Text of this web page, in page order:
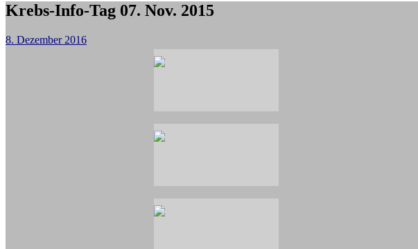
Krebs-Info-Tag 07. Nov. 2015
8. Dezember 2016